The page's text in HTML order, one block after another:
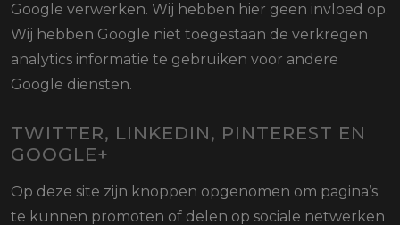
Google verwerken. Wij hebben hier geen invloed op.
Wij hebben Google niet toegestaan de verkregen
analytics informatie te gebruiken voor andere
Google diensten.
TWITTER, LINKEDIN, PINTEREST EN
GOOGLE+
Op deze site zijn knoppen opgenomen om pagina’s
te kunnen promoten of delen op sociale netwerken